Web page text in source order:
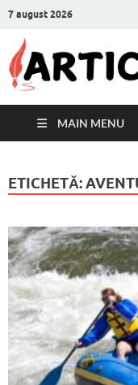
7 august 2026
MAIN MENU
ETICHETĂ: